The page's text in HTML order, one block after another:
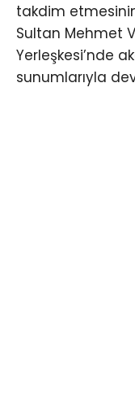
takdim
Sultan Mehmet
Yerleşkesi’nde
sunumlarıyla